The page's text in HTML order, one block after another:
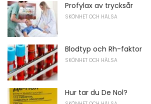
Profylax av trycksår
SKÖNHET OCH HÄLSA
Blodtyp och Rh-faktor
SKÖNHET OCH HÄLSA
Hur tar du De Nol?